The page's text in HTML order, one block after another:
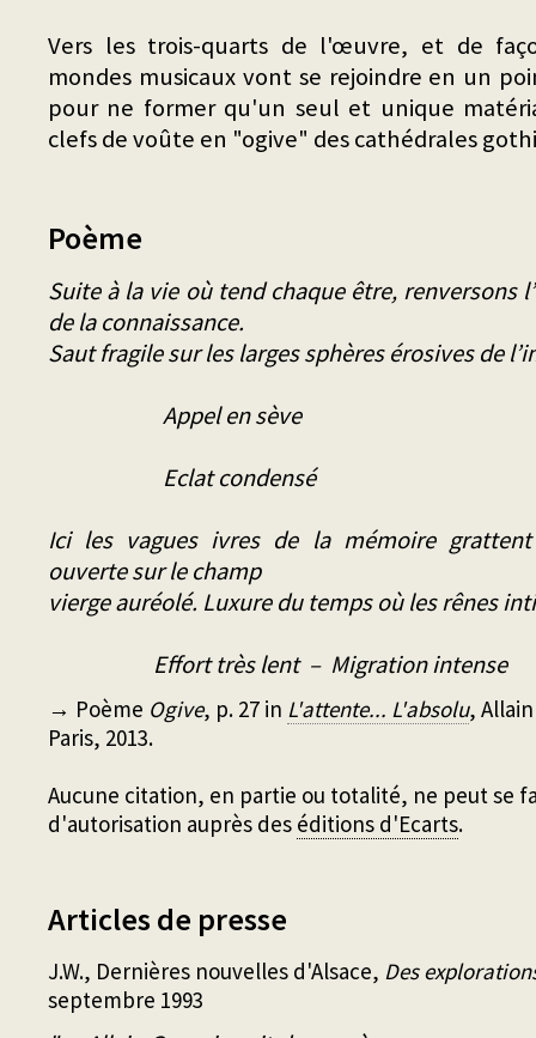
Vers les trois-quarts de l'œuvre, et de
mondes musicaux vont se rejoindre en un
pour ne former qu'un seul et unique
clefs de voûte en "ogive" des cathédrales
Poème
Suite à la vie où tend chaque être, renversons
de la connaissance.
Saut fragile sur les larges sphères érosives de
Appel en sève
Eclat condensé
Ici les vagues ivres de la mémoire grattent
ouverte sur le champ
vierge auréolé. Luxure du temps où les rênes
Effort très lent – Migration intense
→ Poème Ogive, p. 27 in L'attente... L'absolu,
Paris, 2013.
Aucune citation, en partie ou totalité, ne peut se
d'autorisation auprès des éditions d'Ecarts.
Articles de presse
J.W., Dernières nouvelles d'Alsace, Des
septembre 1993